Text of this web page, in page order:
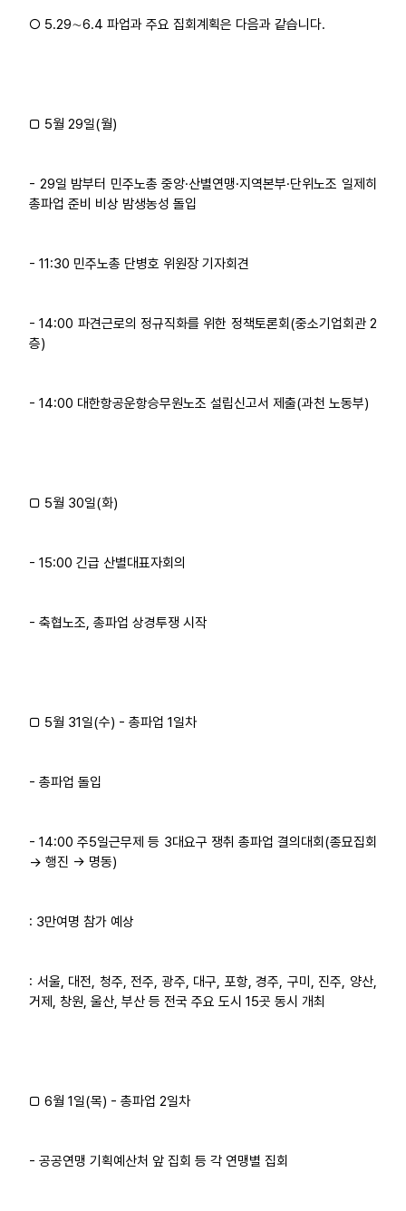
○ 5.29∼6.4 파업과 주요 집회계획은 다음과 같습니다.
□ 5월 29일(월)
- 29일 밤부터 민주노총 중앙·산별연맹·지역본부·단위노조 일제히
총파업 준비 비상 밤생농성 돌입
- 11:30 민주노총 단병호 위원장 기자회견
- 14:00 파견근로의 정규직화를 위한 정책토론회(중소기업회관 2
층)
- 14:00 대한항공운항승무원노조 설립신고서 제출(과천 노동부)
□ 5월 30일(화)
- 15:00 긴급 산별대표자회의
- 축협노조, 총파업 상경투쟁 시작
□ 5월 31일(수) - 총파업 1일차
- 총파업 돌입
- 14:00 주5일근무제 등 3대요구 쟁취 총파업 결의대회(종묘집회
→ 행진 → 명동)
: 3만여명 참가 예상
: 서울, 대전, 청주, 전주, 광주, 대구, 포항, 경주, 구미, 진주, 양산,
거제, 창원, 울산, 부산 등 전국 주요 도시 15곳 동시 개최
□ 6월 1일(목) - 총파업 2일차
- 공공연맹 기획예산처 앞 집회 등 각 연맹별 집회